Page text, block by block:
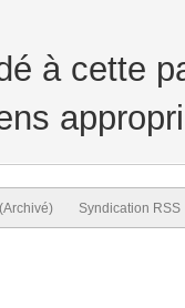
à cette
Syndication RSS